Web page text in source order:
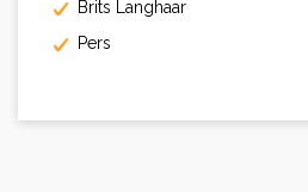
Brits Langhaar
Pers